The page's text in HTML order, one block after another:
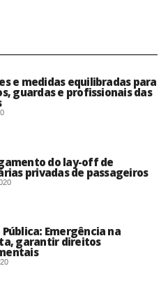
e medidas equilibradas para
guardas e profissionais das
do lay-off de
privadas de passageiros
Pública: Emergência na
garantir direitos